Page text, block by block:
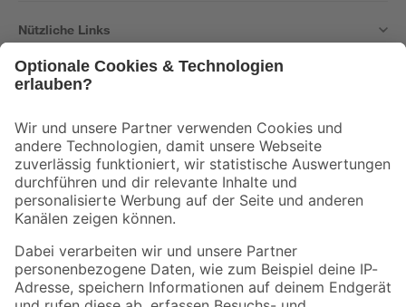
Nützliche Links
Der toom Newsletter: Keine Angebote und Aktionen mehr verpassen!
Zur Newsletter Anmeldung
Folge uns
Zahlungsarten Versandarten